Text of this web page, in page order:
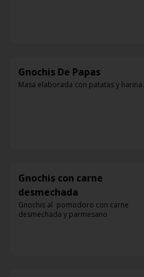
Gnochis De Papas
Masa elaborada con patatas y harina.
Gnochis con carne
desmechada
Gnochis al  pomodoro con carne
desmechada y parmesano